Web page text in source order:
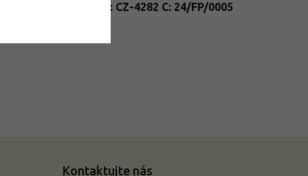
A: Salix B: CZ-4282 C: 24/FP/0005
Kontaktujte nás